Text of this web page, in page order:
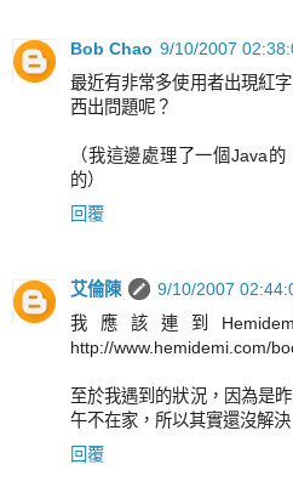
Bob Chao 9/10/2007
最近有非常多使用者出現紅
西出問題呢？
（我這邊處理了一個Java
的）
回覆
艾倫陳
9/10/2007
我應該連到
http://www.hemidemi.com/
至於我遇到的狀況，因為是
午不在家，所以其實還沒解
回覆